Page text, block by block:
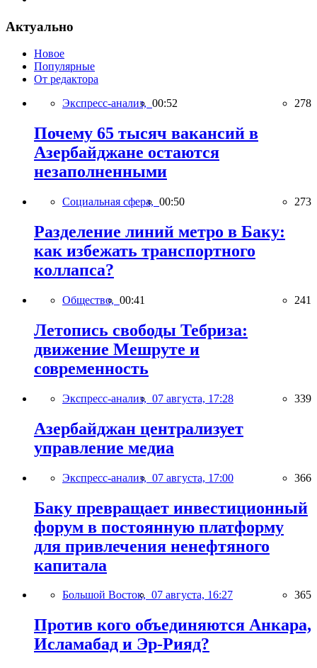
Актуально
Новое
Популярные
От редактора
Экспресс-анализ, 00:52 278
Почему 65 тысяч вакансий в
Азербайджане остаются
незаполненными
Социальная сфера, 00:50 273
Разделение линий метро в Баку:
как избежать транспортного
коллапса?
Общество, 00:41 241
Летопись свободы Тебриза:
движение Мешруте и
современность
Экспресс-анализ, 07 августа, 17:28 339
Азербайджан централизует
управление медиа
Экспресс-анализ, 07 августа, 17:00 366
Баку превращает инвестиционный
форум в постоянную платформу
для привлечения ненефтяного
капитала
Большой Восток, 07 августа, 16:27 365
Против кого объединяются Анкара,
Исламабад и Эр-Рияд?